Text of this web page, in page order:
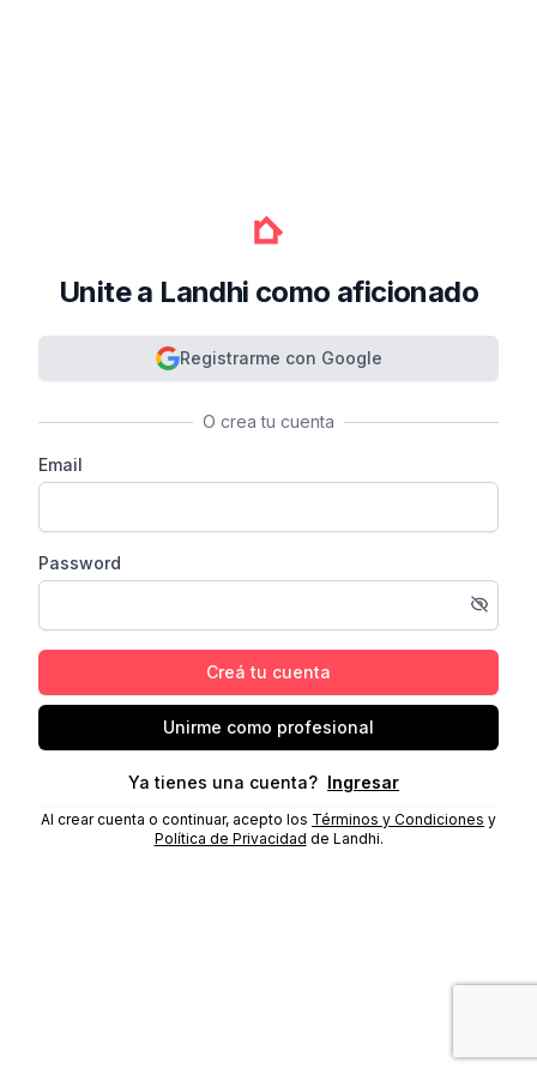
Unite a Landhi como aficionado
Registrarme con Google
O crea tu cuenta
Email
Password
Creá tu cuenta
Unirme como profesional
Ya tienes una cuenta? Ingresar
Al crear cuenta o continuar, acepto los Términos y Condiciones y
Política de Privacidad de Landhi.